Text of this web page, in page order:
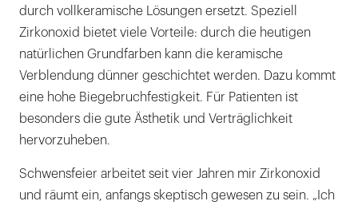
durch vollkeramische Lösungen ersetzt. Speziell
Zirkonoxid bietet viele Vorteile: durch die heutigen
natürlichen Grundfarben kann die keramische
Verblendung dünner geschichtet werden. Dazu kommt
eine hohe Biegebruchfestigkeit. Für Patienten ist
besonders die gute Ästhetik und Verträglichkeit
hervorzuheben.
Schwensfeier arbeitet seit vier Jahren mir Zirkonoxid
und räumt ein, anfangs skeptisch gewesen zu sein. „Ich